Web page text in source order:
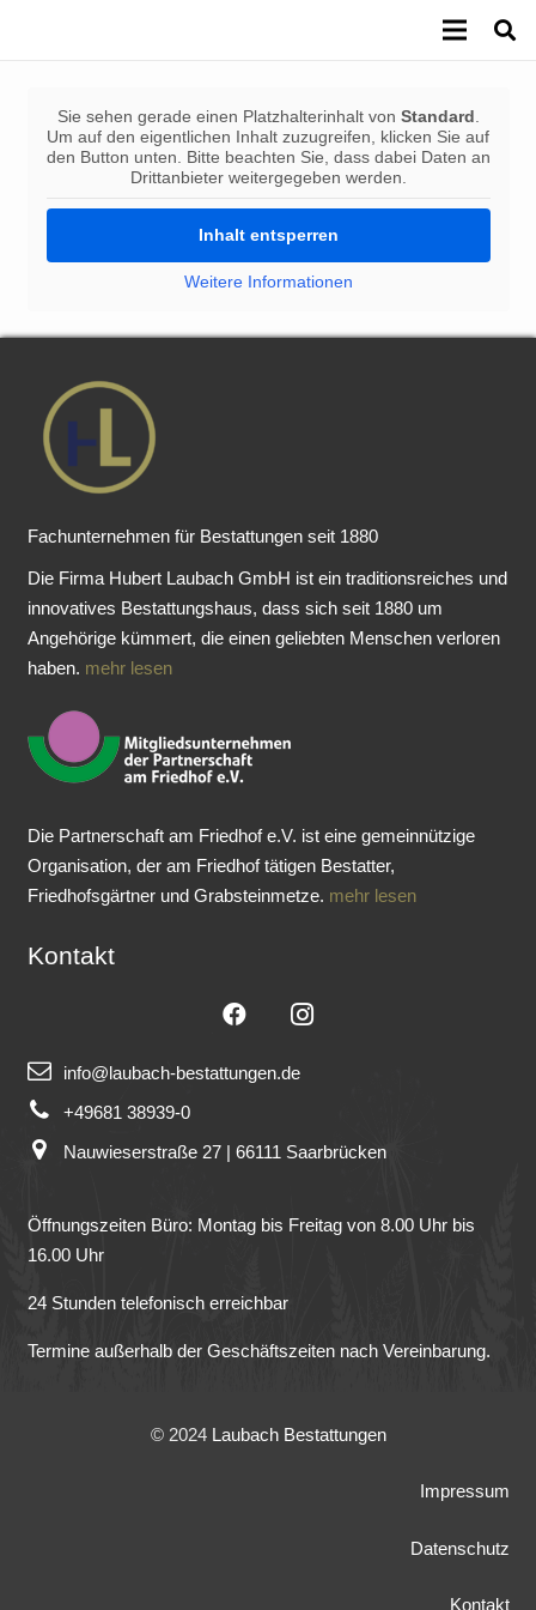
Sie sehen gerade einen Platzhalterinhalt von Standard
Um auf den eigentlichen Inhalt zuzugreifen, klicken Sie auf
den Button unten. Bitte beachten Sie, dass dabei Daten an
Drittanbieter weitergegeben werden.
Inhalt entsperren
Weitere Informationen
Fachunternehmen für Bestattungen seit 1880
Die Firma Hubert Laubach GmbH ist ein traditionsreiches und
innovatives Bestattungshaus, dass sich seit 1880 um
Angehörige kümmert, die einen geliebten Menschen verloren
haben. mehr lesen
Die Partnerschaft am Friedhof e.V. ist eine gemeinnützige
Organisation, der am Friedhof tätigen Bestatter,
Friedhofsgärtner und Grabsteinmetze. mehr lesen
Kontakt
info@laubach-bestattungen.de
+49681 38939-0
Nauwieserstraße 27 | 66111 Saarbrücken
Öffnungszeiten Büro: Montag bis Freitag von 8.00 Uhr bis
16.00 Uhr
24 Stunden telefonisch erreichbar
Termine außerhalb der Geschäftszeiten nach Vereinbarung.
© 2024 Laubach Bestattungen
Impressum
Datenschutz
Kontakt